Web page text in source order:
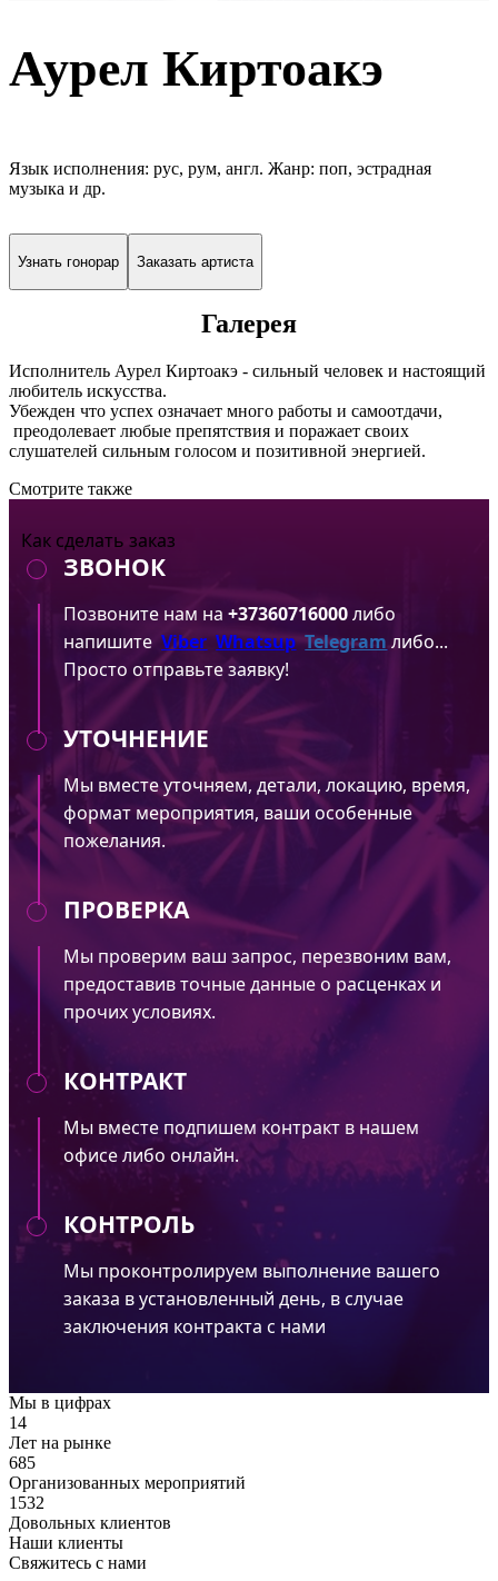
Аурел Киртоакэ
Язык исполнения: рус, рум, англ. Жанр: поп, эстрадная
музыка и др.
Узнать гонорар Заказать артиста
Галерея
Исполнитель Аурел Киртоакэ - сильный человек и настоящий
любитель искусства.
Убежден что успех означает много работы и самоотдачи,
преодолевает любые препятствия и поражает своих
слушателей сильным голосом и позитивной энергией.
Смотрите также
Как сделать заказ
ЗВОНОК
Позвоните нам на+37360716000либо
напишите Viber Whatsup Telegram либо...
Просто отправьте заявку!
УТОЧНЕНИЕ
Мы вместе уточняем, детали, локацию, время,
формат мероприятия, ваши особенные
пожелания.
ПРОВЕРКА
Мы проверим ваш запрос, перезвоним вам,
предоставив точные данные о расценках и
прочих условиях.
КОНТРАКТ
Мы вместе подпишем контракт в нашем
офисе либо онлайн.
КОНТРОЛЬ
Мы проконтролируем выполнение вашего
заказа в установленный день, в случае
заключения контракта с нами
Мы в цифрах
14
Лет на рынке
685
Организованных мероприятий
1532
Довольных клиентов
Наши клиенты
Свяжитесь с нами